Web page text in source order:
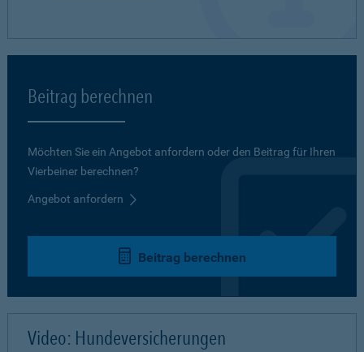
Beitrag berechnen
Möchten Sie ein Angebot anfordern oder den Beitrag für Ihren
Vierbeiner berechnen?
Angebot anfordern
Beitrag berechnen
Video: Hundeversicherungen